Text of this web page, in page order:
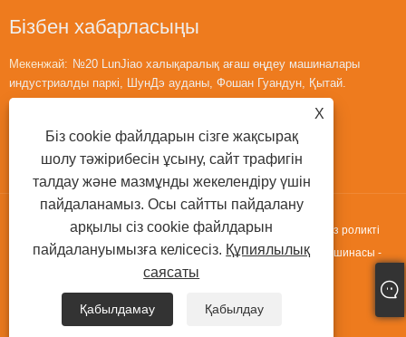
Бізбен хабарласыңы
Мекенжай: №20 LunJiao халықаралық ағаш өңдеу машиналары
индустриалды паркі, ШунДэ ауданы, Фошан Гуандун, Қытай.
Электрондық пошта: huaihuailiu1@gmail.com
Copyright © 2022 Guangdong Fortran Machinery Co.,ltd. - Қуатсыз роликті
конвейер желісі, E типті көтеру үстелі, цилиндрлік айналым машинасы -
Барлық құқықтар қорғалған
Sitemap RSS XML Құпиялылық саясаты
X
Біз cookie файлдарын сізге жақсырақ
шолу тәжірибесін ұсыну, сайт трафигін
талдау және мазмұнды жекелендіру үшін
пайдаланамыз. Осы сайтты пайдалану
арқылы сіз cookie файлдарын
пайдалануымызға келісесіз. Құпиялылық
саясаты
Қабылдамау Қабылдау